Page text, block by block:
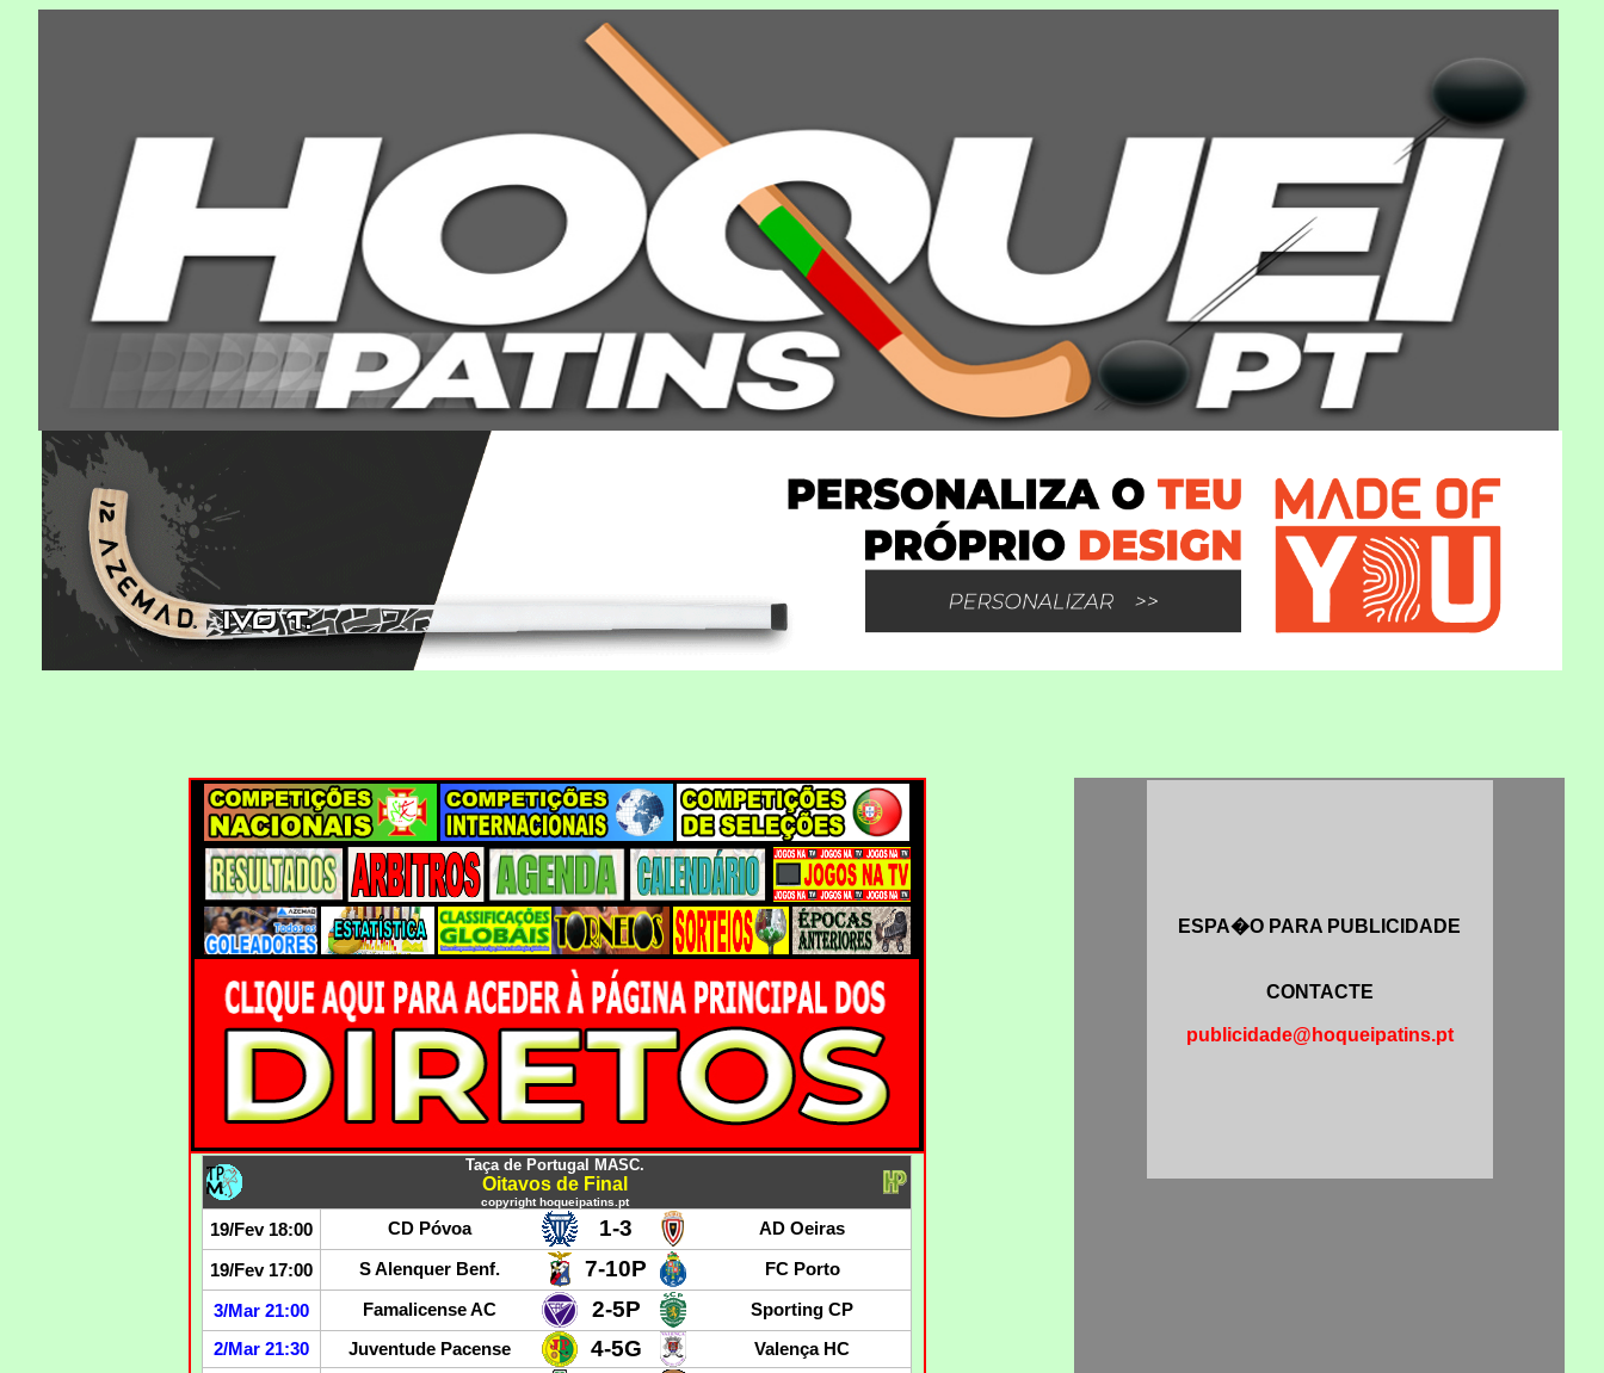
Taça de Portugal MASC.
Oitavos de Final
copyright hoqueipatins.pt
19/Fev 18:00 CD Póvoa 1-3 AD Oeiras
19/Fev 17:00 S Alenquer Benf. 7-10P FC Porto
3/Mar 21:00 Famalicense AC 2-5P Sporting CP
2/Mar 21:30 Juventude Pacense 4-5G Valença HC
ESPA�O PARA PUBLICIDADE
CONTACTE
publicidade@hoqueipatins.pt